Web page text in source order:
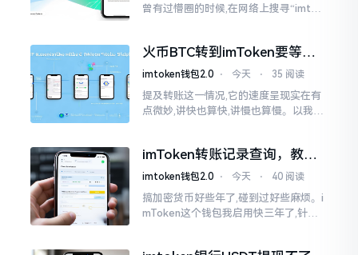
曾有过懵圈的时候,在网络上搜寻“imtok
火币BTC转到imToken要等多
久？过来人说说真实情况
imtoken钱包2.0 ⋅ 今天 ⋅ 35 阅读
提及转账这一情况,它的速度呈现实在有
点微妙,讲快也算快,讲慢也算慢。以我从
账。可是
imToken转账记录查询，教你
正确查看方法
imtoken钱包2.0 ⋅ 今天 ⋅ 40 阅读
搞加密货币好些年了,碰到过好些麻烦。i
mToken这个钱包我启用快三年了,针对